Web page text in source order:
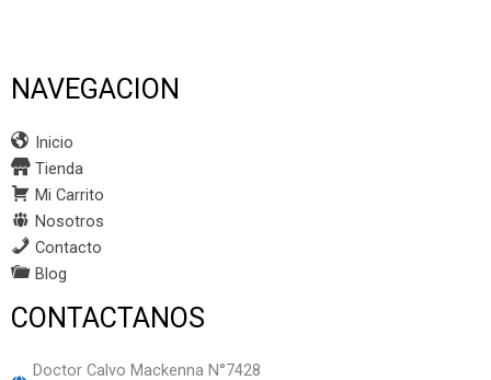
NAVEGACION
Inicio
Tienda
Mi Carrito
Nosotros
Contacto
Blog
CONTACTANOS
Doctor Calvo Mackenna N°7428